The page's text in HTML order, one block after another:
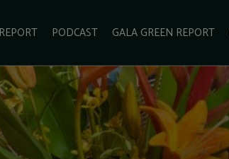
PODCAST GALA GREEN REPORT